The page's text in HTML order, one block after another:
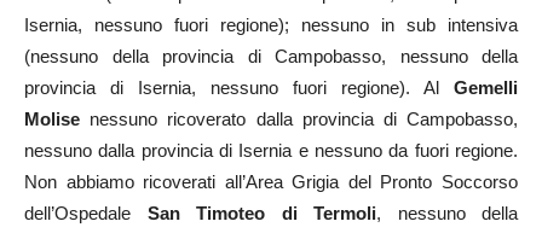
Isernia, nessuno fuori regione); nessuno in sub intensiva
(nessuno della provincia di Campobasso, nessuno della
provincia di Isernia, nessuno fuori regione). Al Gemelli
Molise nessuno ricoverato dalla provincia di Campobasso,
nessuno dalla provincia di Isernia e nessuno da fuori regione.
Non abbiamo ricoverati all’Area Grigia del Pronto Soccorso
dell’Ospedale San Timoteo di Termoli, nessuno della